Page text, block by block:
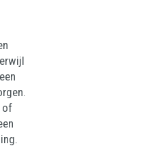
of